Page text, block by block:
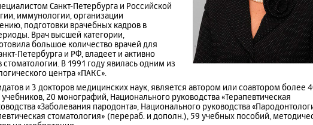
Санкт-Петербурга и Российской
иммунологии, организации
подготовки врачебных кадров в
Врач высшей категории,
большое количество врачей для
Петербурга и РФ, владеет и активно
В 1991 году явилась одним из
центра «ПАКС».
и 3 докторов медицинских наук, является автором или соавтором более
20 монографий, Национального руководства «Терапевтическая
«Заболевания пародонта», Национального руководства
стоматология» (перераб. и дополн.), 59 учебных пособий,